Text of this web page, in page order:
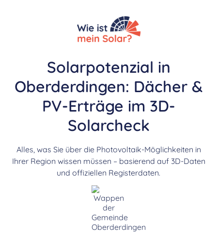
Solarpotenzial in
Oberderdingen: Dächer &
PV-Erträge im 3D-
Solarcheck
Alles, was Sie über die Photovoltaik-Möglichkeiten in
Ihrer Region wissen müssen – basierend auf 3D-Daten
und offiziellen Registerdaten.